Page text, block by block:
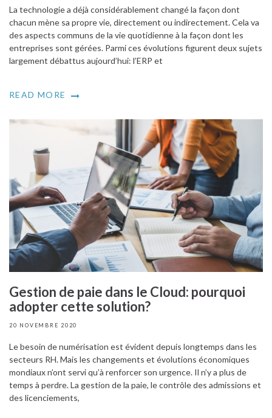
La technologie a déjà considérablement changé la façon dont
chacun mène sa propre vie, directement ou indirectement. Cela va
des aspects communs de la vie quotidienne à la façon dont les
entreprises sont gérées. Parmi ces évolutions figurent deux sujets
largement débattus aujourd’hui: l’ERP et
READ MORE
Gestion de paie dans le Cloud: pourquoi
adopter cette solution?
20 NOVEMBRE 2020
Le besoin de numérisation est évident depuis longtemps dans les
secteurs RH. Mais les changements et évolutions économiques
mondiaux n’ont servi qu’à renforcer son urgence. Il n’y a plus de
temps à perdre. La gestion de la paie, le contrôle des admissions et
des licenciements,